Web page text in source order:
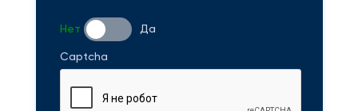
Нет Да
Captcha